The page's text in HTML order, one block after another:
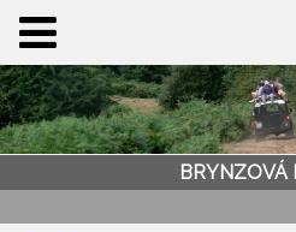
BRYNZOVÁ